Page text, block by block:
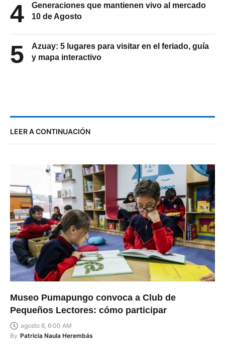
4
Generaciones que mantienen vivo al mercado
10 de Agosto
5
Azuay: 5 lugares para visitar en el feriado, guía
y mapa interactivo
LEER A CONTINUACIÓN
Museo Pumapungo convoca a Club de
Pequeños Lectores: cómo participar
agosto 8, 6:00 AM
By Patricia Naula Herembás